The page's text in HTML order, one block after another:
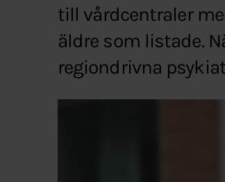
till vårdcentraler
äldre som listade.
regiondrivna